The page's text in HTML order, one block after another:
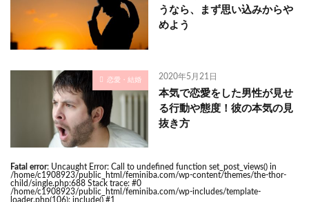
うなら、まず思い込みからや
めよう
恋愛・結婚 2020年5月21日
本気で恋愛をした男性が見せ
る行動や態度！彼の本気の見
抜き方
Fatal error: Uncaught Error: Call to undefined function set_post_views() in
/home/c1908923/public_html/feminiba.com/wp-content/themes/the-thor-
child/single.php:688 Stack trace: #0
/home/c1908923/public_html/feminiba.com/wp-includes/template-
loader.php(106): include() #1